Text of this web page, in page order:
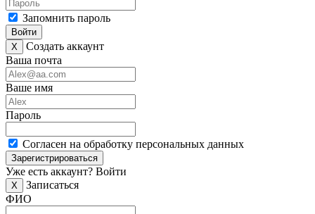
Запомнить пароль
Войти
X
Создать аккаунт
Ваша почта
Ваше имя
Пароль
Согласен на обработку персональных данных
Зарегистрироваться
Уже есть аккаунт? Войти
X
Записаться
ФИО